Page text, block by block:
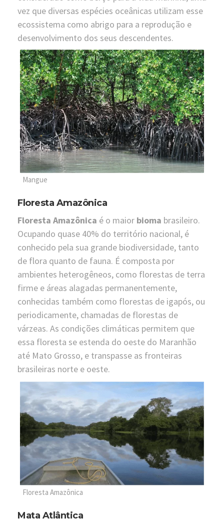
vez que diversas espécies oceânicas utilizam esse
ecossistema como abrigo para a reprodução e
desenvolvimento dos seus descendentes.
Mangue
Floresta Amazônica
Floresta Amazônica é o maior bioma brasileiro.
Ocupando quase 40% do território nacional, é
conhecido pela sua grande biodiversidade, tanto
de flora quanto de fauna. É composta por
ambientes heterogêneos, como florestas de terra
firme e áreas alagadas permanentemente,
conhecidas também como florestas de igapós, ou
periodicamente, chamadas de florestas de
várzeas. As condições climáticas permitem que
essa floresta se estenda do oeste do Maranhão
até Mato Grosso, e transpasse as fronteiras
brasileiras norte e oeste.
Floresta Amazônica
Mata Atlântica